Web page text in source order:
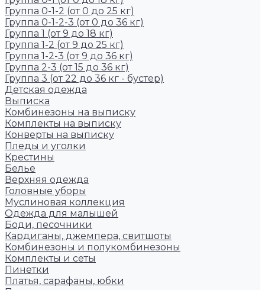
Группа 0-1-2 (от 0 до 25 кг)
Группа 0-1-2-3 (от 0 до 36 кг)
Группа 1 (от 9 до 18 кг)
Группа 1-2 (от 9 до 25 кг)
Группа 1-2-3 (от 9 до 36 кг)
Группа 2-3 (от 15 до 36 кг)
Группа 3 (от 22 до 36 кг - бустер)
Детская одежда
Выписка
Комбинезоны на выписку
Комплекты на выписку
Конверты на выписку
Пледы и уголки
Крестины
Белье
Верхняя одежда
Головные уборы
Муслиновая коллекция
Одежда для малышей
Боди, песочники
Кардиганы, джемпера, свитшоты
Комбинезоны и полукомбинезоны
Комплекты и сеты
Пинетки
Платья, сарафаны, юбки